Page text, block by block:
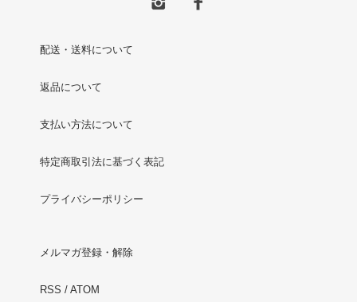
配送・送料について
返品について
支払い方法について
特定商取引法に基づく表記
プライバシーポリシー
メルマガ登録・解除
RSS / ATOM